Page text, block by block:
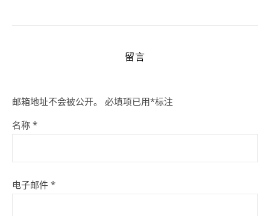
留言
邮箱地址不会被公开。 必填项已用*标注
名称 *
电子邮件 *